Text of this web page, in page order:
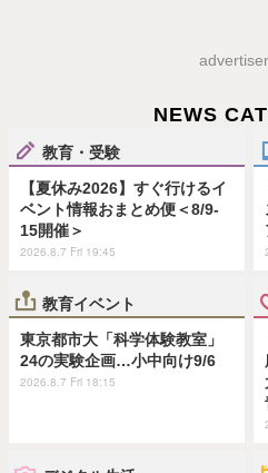
NEWS
教育・受験
【夏休み2026】すぐ行けるイ
ベント情報おまとめ便＜8/9-
15開催＞
2026.8.7 Fri 19:45
教育イベント
東京都市大「科学体験教室」
24の実験企画…小中向け9/6
2026.8.7 Fri 18:15